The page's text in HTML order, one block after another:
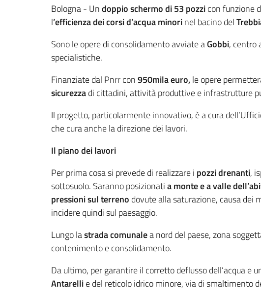
Contenuto
Bologna - Undoppio schermo di 53 pozzicon funzione
l’efficienza dei corsi d’acqua minorinel bacino del
Sono le opere di consolidamento avviate aGobbi, centro
specialistiche.
Finanziate dal Pnrr con950mila euro,le opere
sicurezzadi cittadini, attività produttive e infrastrutture
Il progetto, particolarmente innovativo, è a cura
che cura anche la direzione dei lavori.
Il piano dei lavori
Per prima cosa si prevede di realizzare i pozzi drenanti,
sottosuolo. Saranno posizionatia monte e a valle
pressioni sul terreno dovute alla saturazione, causa dei
incidere quindi sul paesaggio.
Lungo lastrada comunalea nord del paese, zona
contenimento e consolidamento.
Da ultimo, per garantire il corretto deflusso dell’acqua e
Antarellie del reticolo idrico minore, via di smaltimento